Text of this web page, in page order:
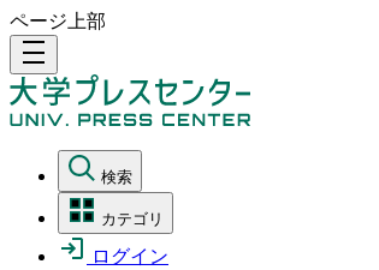
ページ上部
density_medium
検索
カテゴリ
ログイン